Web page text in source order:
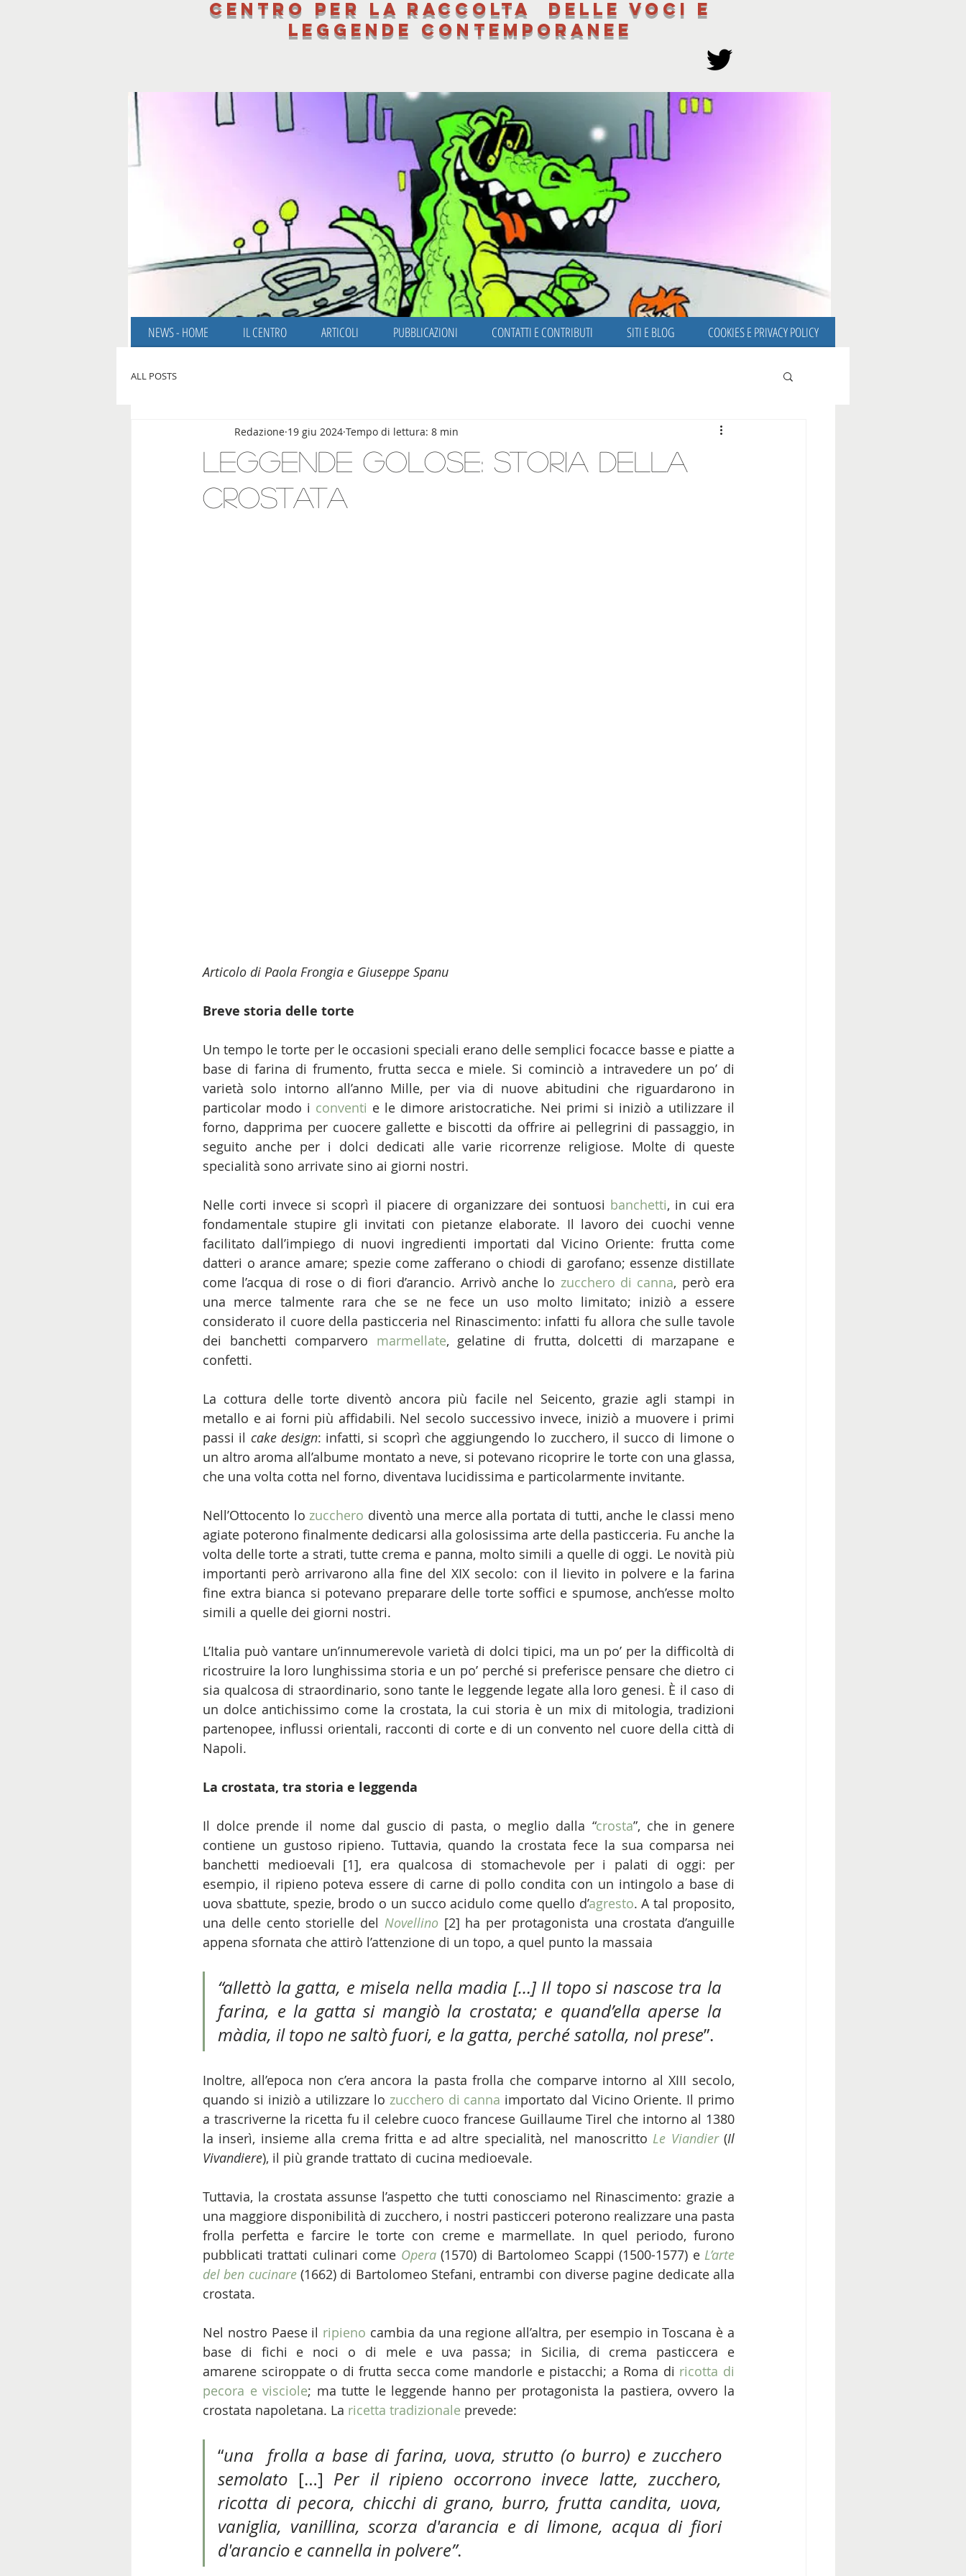
Centro per la raccolta delle voci e
leggende contemporanee
NEWS - HOME IL CENTRO ARTICOLI PUBBLICAZIONI CONTATTI E CONTRIBUTI SITI E BLOG COOKIES E PRIVACY POLICY
ALL POSTS
Leggende golose: storia della
crostata
Redazione 19 giu 2024 Tempo di lettura: 8 min
Articolo di Paola Frongia e Giuseppe Spanu
Breve storia delle torte
Un tempo le torte per le occasioni speciali erano delle semplici focacce basse e piatte a
base di farina di frumento, frutta secca e miele. Si cominciò a intravedere un po’ di
varietà solo intorno all’anno Mille, per via di nuove abitudini che riguardarono in
particolar modo i conventi e le dimore aristocratiche. Nei primi si iniziò a utilizzare il
forno, dapprima per cuocere gallette e biscotti da offrire ai pellegrini di passaggio, in
seguito anche per i dolci dedicati alle varie ricorrenze religiose. Molte di queste
specialità sono arrivate sino ai giorni nostri.
Nelle corti invece si scoprì il piacere di organizzare dei sontuosi banchetti, in cui era
fondamentale stupire gli invitati con pietanze elaborate. Il lavoro dei cuochi venne
facilitato dall’impiego di nuovi ingredienti importati dal Vicino Oriente: frutta come
datteri o arance amare; spezie come zafferano o chiodi di garofano; essenze distillate
come l’acqua di rose o di fiori d’arancio. Arrivò anche lo zucchero di canna, però era
una merce talmente rara che se ne fece un uso molto limitato; iniziò a essere
considerato il cuore della pasticceria nel Rinascimento: infatti fu allora che sulle tavole
dei banchetti comparvero marmellate, gelatine di frutta, dolcetti di marzapane e
confetti.
La cottura delle torte diventò ancora più facile nel Seicento, grazie agli stampi in
metallo e ai forni più affidabili. Nel secolo successivo invece, iniziò a muovere i primi
passi il cake design: infatti, si scoprì che aggiungendo lo zucchero, il succo di limone o
un altro aroma all’albume montato a neve, si potevano ricoprire le torte con una glassa,
che una volta cotta nel forno, diventava lucidissima e particolarmente invitante.
Nell’Ottocento lo zucchero diventò una merce alla portata di tutti, anche le classi meno
agiate poterono finalmente dedicarsi alla golosissima arte della pasticceria. Fu anche la
volta delle torte a strati, tutte crema e panna, molto simili a quelle di oggi. Le novità più
importanti però arrivarono alla fine del XIX secolo: con il lievito in polvere e la farina
fine extra bianca si potevano preparare delle torte soffici e spumose, anch’esse molto
simili a quelle dei giorni nostri.
L’Italia può vantare un’innumerevole varietà di dolci tipici, ma un po’ per la difficoltà di
ricostruire la loro lunghissima storia e un po’ perché si preferisce pensare che dietro ci
sia qualcosa di straordinario, sono tante le leggende legate alla loro genesi. È il caso di
un dolce antichissimo come la crostata, la cui storia è un mix di mitologia, tradizioni
partenopee, influssi orientali, racconti di corte e di un convento nel cuore della città di
Napoli.
La crostata, tra storia e leggenda
Il dolce prende il nome dal guscio di pasta, o meglio dalla “crosta”, che in genere
contiene un gustoso ripieno. Tuttavia, quando la crostata fece la sua comparsa nei
banchetti medioevali [1], era qualcosa di stomachevole per i palati di oggi: per
esempio, il ripieno poteva essere di carne di pollo condita con un intingolo a base di
uova sbattute, spezie, brodo o un succo acidulo come quello d’agresto. A tal proposito,
una delle cento storielle del Novellino [2] ha per protagonista una crostata d’anguille
appena sfornata che attirò l’attenzione di un topo, a quel punto la massaia
“allettò la gatta, e misela nella madia […] Il topo si nascose tra la
farina, e la gatta si mangiò la crostata; e quand’ella aperse la
màdia, il topo ne saltò fuori, e la gatta, perché satolla, nol prese”.
Inoltre, all’epoca non c’era ancora la pasta frolla che comparve intorno al XIII secolo,
quando si iniziò a utilizzare lo zucchero di canna importato dal Vicino Oriente. Il primo
a trascriverne la ricetta fu il celebre cuoco francese Guillaume Tirel che intorno al 1380
la inserì, insieme alla crema fritta e ad altre specialità, nel manoscritto Le Viandier (Il
Vivandiere), il più grande trattato di cucina medioevale.
Tuttavia, la crostata assunse l’aspetto che tutti conosciamo nel Rinascimento: grazie a
una maggiore disponibilità di zucchero, i nostri pasticceri poterono realizzare una pasta
frolla perfetta e farcire le torte con creme e marmellate. In quel periodo, furono
pubblicati trattati culinari come Opera (1570) di Bartolomeo Scappi (1500-1577) e L’arte
del ben cucinare (1662) di Bartolomeo Stefani, entrambi con diverse pagine dedicate alla
crostata.
Nel nostro Paese il ripieno cambia da una regione all’altra, per esempio in Toscana è a
base di fichi
e noci o di mele e uva passa; in Sicilia, di crema pasticcera e
amarene sciroppate o di frutta secca come mandorle e pistacchi; a Roma di ricotta di
pecora e visciole; ma tutte le leggende hanno per protagonista la pastiera, ovvero la
crostata napoletana. La ricetta tradizionale prevede:
“una  frolla a base di farina, uova, strutto (o burro) e zucchero
semolato […] Per il ripieno occorrono invece latte, zucchero,
ricotta di pecora, chicchi di grano, burro, frutta candita, uova,
vaniglia, vanillina, scorza d'arancia e di limone, acqua di fiori
d'arancio e cannella in polvere”.